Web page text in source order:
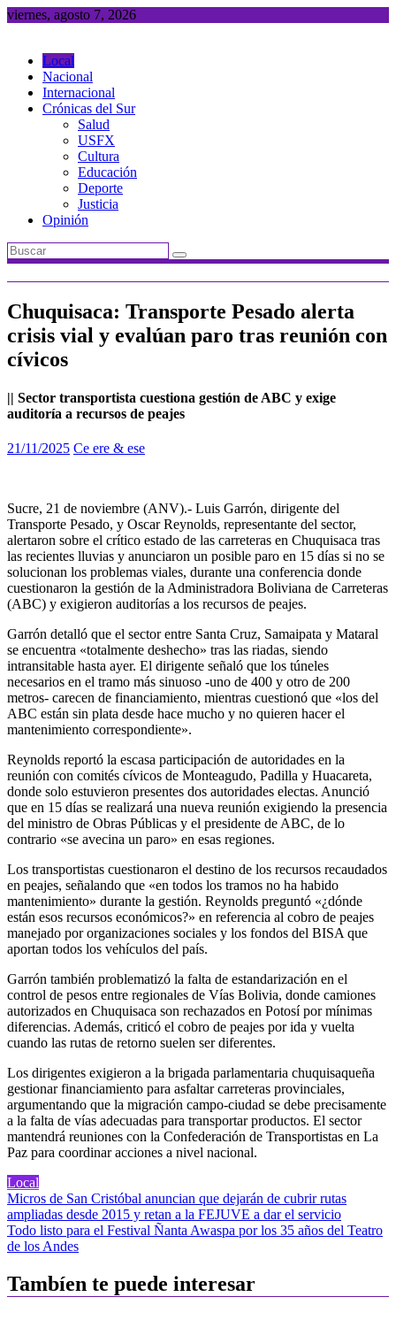
Saltar
viernes, agosto 7, 2026
Local
Nacional
Internacional
Crónicas del Sur
Salud
USFX
Cultura
Educación
Deporte
Justicia
Opinión
Chuquisaca: Transporte Pesado alerta
crisis vial y evalúan paro tras reunión con
cívicos
|| Sector transportista cuestiona gestión de ABC y exige
auditoría a recursos de peajes
21/11/2025 Ce ere & ese
Sucre, 21 de noviembre (ANV).- Luis Garrón, dirigente del
Transporte Pesado, y Oscar Reynolds, representante del sector,
alertaron sobre el crítico estado de las carreteras en Chuquisaca tras
las recientes lluvias y anunciaron un posible paro en 15 días si no se
solucionan los problemas viales, durante una conferencia donde
cuestionaron la gestión de la Administradora Boliviana de Carreteras
(ABC) y exigieron auditorías a los recursos de peajes.
Garrón detalló que el sector entre Santa Cruz, Samaipata y Mataral
se encuentra «totalmente deshecho» tras las riadas, siendo
intransitable hasta ayer. El dirigente señaló que los túneles
necesarios en el tramo más sinuoso -uno de 400 y otro de 200
metros- carecen de financiamiento, mientras cuestionó que «los del
ABC están sin plata desde hace mucho y no quieren hacer el
mantenimiento correspondiente».
Reynolds reportó la escasa participación de autoridades en la
reunión con comités cívicos de Monteagudo, Padilla y Huacareta,
donde solo estuvieron presentes dos autoridades electas. Anunció
que en 15 días se realizará una nueva reunión exigiendo la presencia
del ministro de Obras Públicas y el presidente de ABC, de lo
contrario «se avecina un paro» en esas regiones.
Los transportistas cuestionaron el destino de los recursos recaudados
en peajes, señalando que «en todos los tramos no ha habido
mantenimiento» durante la gestión. Reynolds preguntó «¿dónde
están esos recursos económicos?» en referencia al cobro de peajes
manejado por organizaciones sociales y los fondos del BISA que
aportan todos los vehículos del país.
Garrón también problematizó la falta de estandarización en el
control de pesos entre regionales de Vías Bolivia, donde camiones
autorizados en Chuquisaca son rechazados en Potosí por mínimas
diferencias. Además, criticó el cobro de peajes por ida y vuelta
cuando las rutas de retorno suelen ser diferentes.
Los dirigentes exigieron a la brigada parlamentaria chuquisaqueña
gestionar financiamiento para asfaltar carreteras provinciales,
argumentando que la migración campo-ciudad se debe precisamente
a la falta de vías adecuadas para transportar productos. El sector
mantendrá reuniones con la Confederación de Transportistas en La
Paz para coordinar acciones a nivel nacional.
Local
Navegación
de
entradas
Micros de San Cristóbal anuncian que dejarán de cubrir rutas
ampliadas desde 2015 y retan a la FEJUVE a dar el servicio
Todo listo para el Festival Ñanta Awaspa por los 35 años del Teatro
de los Andes
Tambíen te puede interesar